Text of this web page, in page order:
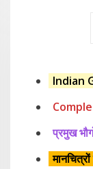
Indian
प्रमुख